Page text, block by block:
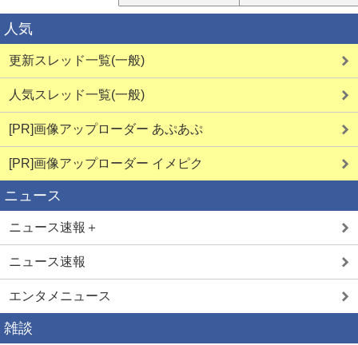
人気
更新スレッド一覧(一般)
人気スレッド一覧(一般)
[PR]画像アップローダー あぷあぷ
[PR]画像アップローダー イメピク
ニュース
ニュース速報＋
ニュース速報
エンタメニュース
雑談